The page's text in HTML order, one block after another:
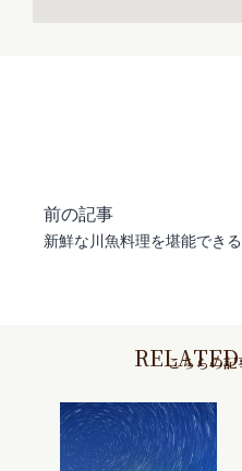
前の記事
こちらの記